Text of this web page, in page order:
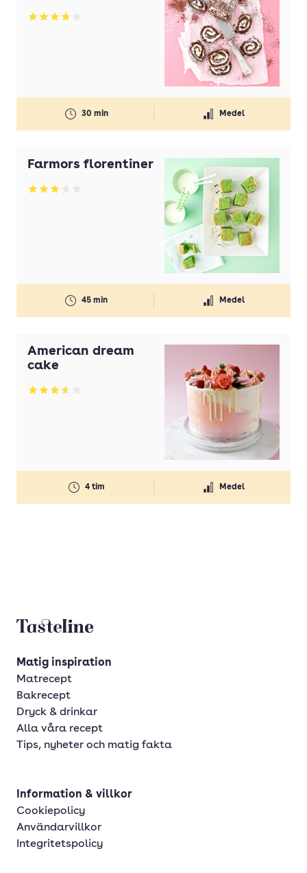
Betyg: 3.87 av 5
30 min Medel
Farmors florentiner
Betyg: 2.91 av 5
45 min Medel
American dream
cake
Betyg: 3.56 av 5
4 tim Medel
Tasteline startsida
Matig inspiration
Matrecept
Bakrecept
Dryck & drinkar
Alla våra recept
Tips, nyheter och matig fakta
Information & villkor
Cookiepolicy
Användarvillkor
Integritetspolicy